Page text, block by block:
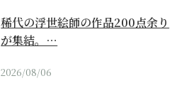
稀代の浮世絵師の作品200点余り
が集結。…
2026/08/06